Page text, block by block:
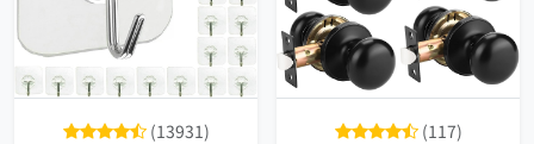
(13931) (117)